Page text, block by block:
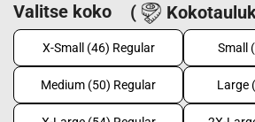
Valitse koko (
X-Small (46) Regular Small
Medium (50) Regular Large